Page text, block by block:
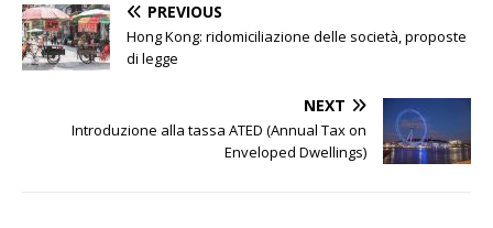
PREVIOUS
Hong Kong: ridomiciliazione delle società, proposte
di legge
NEXT
Introduzione alla tassa ATED (Annual Tax on
Enveloped Dwellings)